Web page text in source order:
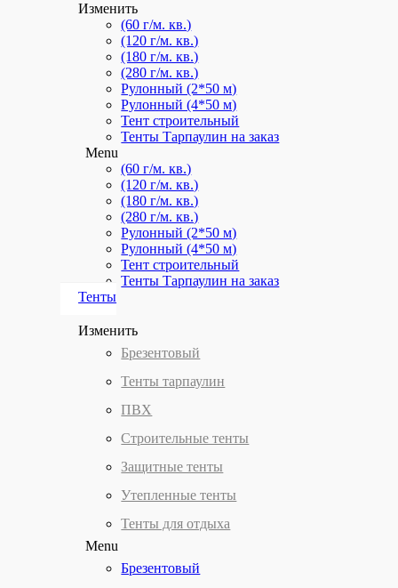
Изменить
(60 г/м. кв.)
(120 г/м. кв.)
(180 г/м. кв.)
(280 г/м. кв.)
Рулонный (2*50 м)
Рулонный (4*50 м)
Тент строительный
Тенты Тарпаулин на заказ
Menu
(60 г/м. кв.)
(120 г/м. кв.)
(180 г/м. кв.)
(280 г/м. кв.)
Рулонный (2*50 м)
Рулонный (4*50 м)
Тент строительный
Тенты Тарпаулин на заказ
Тенты
Изменить
Брезентовый
Тенты тарпаулин
ПВХ
Строительные тенты
Защитные тенты
Утепленные тенты
Тенты для отдыха
Menu
Брезентовый